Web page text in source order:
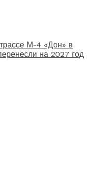
М-4 «Дон» в
на 2027 год